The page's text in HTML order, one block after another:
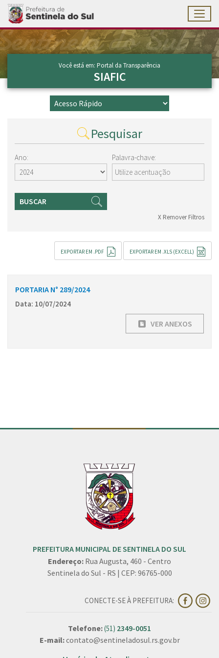
Ir para conteúdo principal
Conteúdo Principal
Você está em: Portal da Transparência
SIAFIC
Pesquisar
Ano: Palavra-chave:
BUSCAR
X Remover Filtros
EXPORTAR EM .XLS (EXCELL)
EXPORTAR EM .PDF
PORTARIA N° 289/2024
Data: 10/07/2024
VER ANEXOS
PREFEITURA MUNICIPAL DE SENTINELA DO SUL
Endereço: Rua Augusta, 460 - Centro
Sentinela do Sul - RS | CEP: 96765-000
CONECTE-SE À PREFEITURA:
Telefone:(51) 2349-0051
E-mail:contato@sentineladosul.rs.gov.br